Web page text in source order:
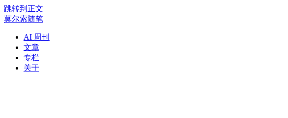
跳转到正文
莫尔索随笔
AI 周刊
文章
专栏
关于